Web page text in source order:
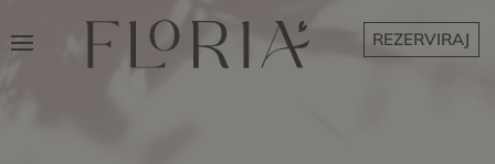
REZERVIRAJ